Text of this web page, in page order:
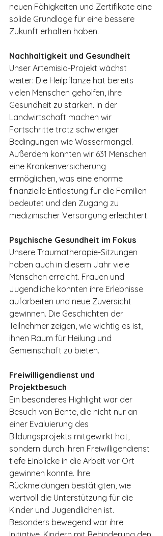
neuen Fähigkeiten und Zertifikate eine
solide Grundlage für eine bessere
Zukunft erhalten haben.
Nachhaltigkeit und Gesundheit
Unser Artemisia-Projekt wächst
weiter: Die Heilpflanze hat bereits
vielen Menschen geholfen, ihre
Gesundheit zu stärken. In der
Landwirtschaft machen wir
Fortschritte trotz schwieriger
Bedingungen wie Wassermangel.
Außerdem konnten wir 631 Menschen
eine Krankenversicherung
ermöglichen, was eine enorme
finanzielle Entlastung für die Familien
bedeutet und den Zugang zu
medizinischer Versorgung erleichtert.
Psychische Gesundheit im Fokus
Unsere Traumatherapie-Sitzungen
haben auch in diesem Jahr viele
Menschen erreicht. Frauen und
Jugendliche konnten ihre Erlebnisse
aufarbeiten und neue Zuversicht
gewinnen. Die Geschichten der
Teilnehmer zeigen, wie wichtig es ist,
ihnen Raum für Heilung und
Gemeinschaft zu bieten.
Freiwilligendienst und
Projektbesuch
Ein besonderes Highlight war der
Besuch von Bente, die nicht nur an
einer Evaluierung des
Bildungsprojekts mitgewirkt hat,
sondern durch ihren Freiwilligendienst
tiefe Einblicke in die Arbeit vor Ort
gewinnen konnte. Ihre
Rückmeldungen bestätigten, wie
wertvoll die Unterstützung für die
Kinder und Jugendlichen ist.
Besonders bewegend war ihre